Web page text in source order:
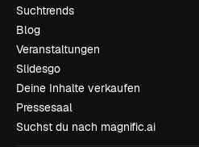
Suchtrends
Blog
Veranstaltungen
Slidesgo
Deine Inhalte verkaufen
Pressesaal
Suchst du nach magnific.ai